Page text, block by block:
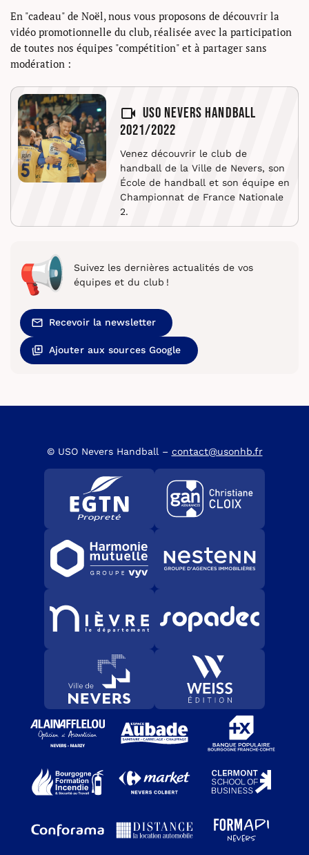
En "cadeau" de Noël, nous vous proposons de découvrir la
vidéo promotionnelle du club, réalisée avec la participation
de toutes nos équipes "compétition" et à partager sans
modération :
USO Nevers Handball
2021/2022
Venez découvrir le club de
handball de la Ville de Nevers, son
École de handball et son équipe en
Championnat de France Nationale
2.
Suivez les dernières actualités de vos
équipes et du club !
Recevoir la newsletter
Ajouter aux sources Google
© USO Nevers Handball – contact@usonhb.fr